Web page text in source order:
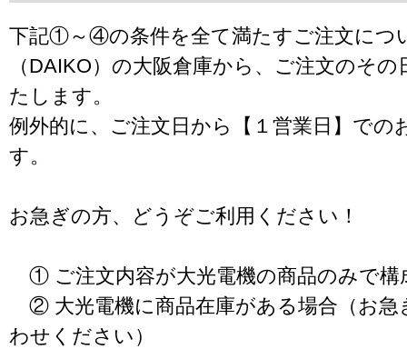
下記①～④の条件を全て満たすご注文につ
（DAIKO）の大阪倉庫から、ご注文のそ
たします。
例外的に、ご注文日から【１営業日】での
す。
お急ぎの方、どうぞご利用ください！
① ご注文内容が大光電機の商品のみで構
② 大光電機に商品在庫がある場合（お急
わせください）